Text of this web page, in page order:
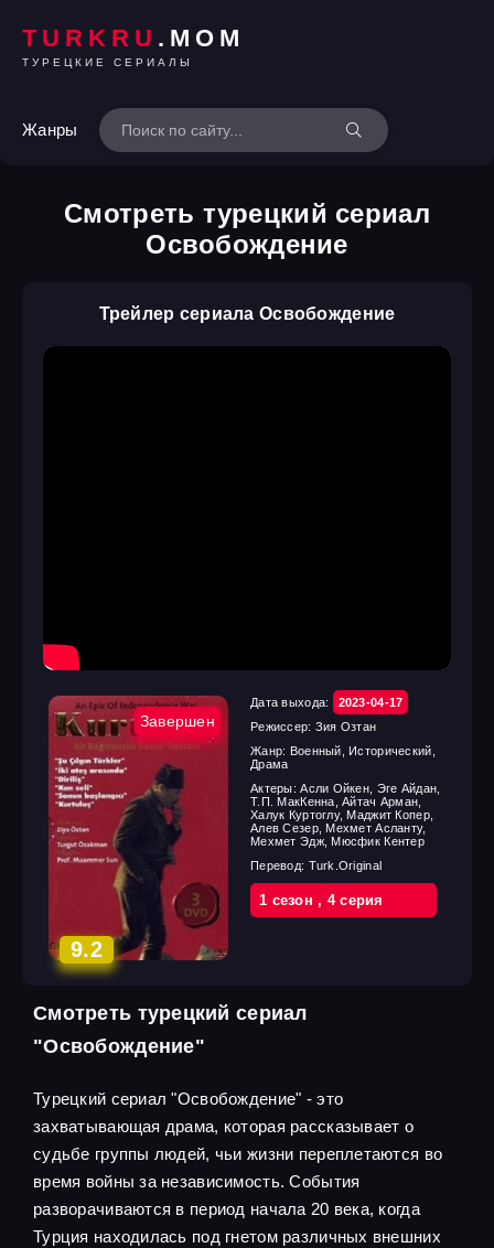
TURKRU .MOM
ТУРЕЦКИЕ СЕРИАЛЫ
Жанры
Смотреть турецкий сериал
Освобождение
Трейлер сериала Освобождение
Завершен
9.2
Дата выхода:
2023-04-17
Режиссер: Зия Озтан
Жанр: Военный, Исторический,
Драма
Актеры:Асли Ойкен, Эге Айдан,
Т.П. МакКенна, Айтач Арман,
Халук Куртоглу, Маджит Копер,
Алев Сезер, Мехмет Асланту,
Мехмет Эдж, Мюсфик Кентер
Перевод: Turk.Original
1 cезон, 4 cерия
Смотреть турецкий сериал
"Освобождение"
Турецкий сериал "Освобождение" - это
захватывающая драма, которая рассказывает о
судьбе группы людей, чьи жизни переплетаются во
время войны за независимость. События
разворачиваются в период начала 20 века, когда
Турция находилась под гнетом различных внешних